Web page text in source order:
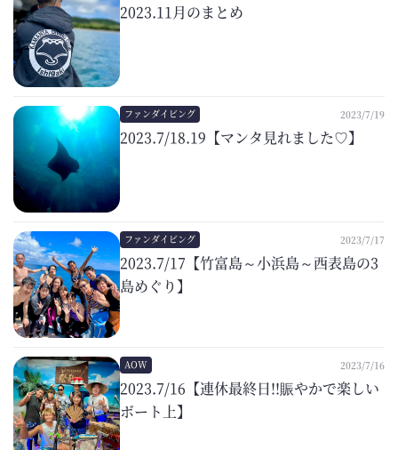
2023.11月のまとめ
ファンダイビング 2023/7/19
2023.7/18.19【マンタ見れました♡】
ファンダイビング 2023/7/17
2023.7/17【竹富島～小浜島～西表島の3
島めぐり】
AOW 2023/7/16
2023.7/16【連休最終日!!賑やかで楽しい
ボート上】